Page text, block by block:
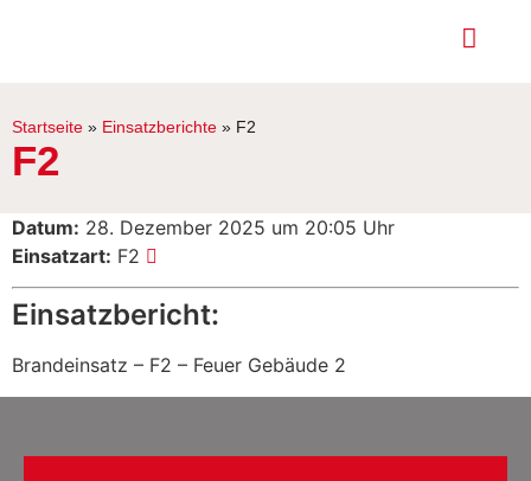
Startseite » Einsatzberichte » F2
F2
Datum: 28. Dezember 2025 um 20:05 Uhr
Einsatzart: F2
Einsatzbericht:
Brandeinsatz – F2 – Feuer Gebäude 2